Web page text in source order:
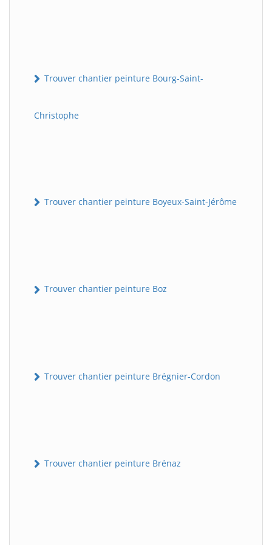
Trouver chantier peinture Bourg-Saint-
Christophe
Trouver chantier peinture Boyeux-Saint-Jérôme
Trouver chantier peinture Boz
Trouver chantier peinture Brégnier-Cordon
Trouver chantier peinture Brénaz